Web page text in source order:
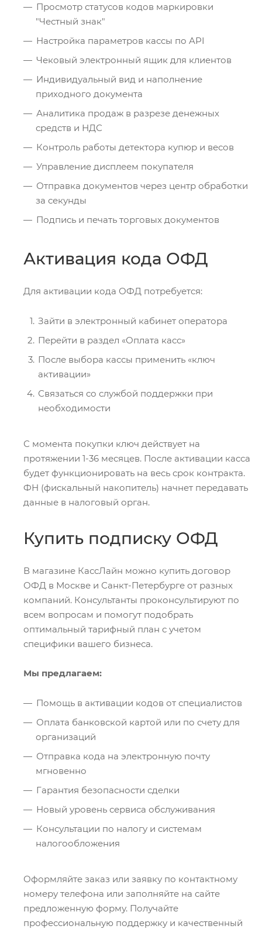
Просмотр статусов кодов маркировки
"Честный знак"
Настройка параметров кассы по API
Чековый электронный ящик для клиентов
Индивидуальный вид и наполнение
приходного документа
Аналитика продаж в разрезе денежных
средств и НДС
Контроль работы детектора купюр и весов
Управление дисплеем покупателя
Отправка документов через центр обработки
за секунды
Подпись и печать торговых документов
Активация кода ОФД
Для активации кода ОФД потребуется:
Зайти в электронный кабинет оператора
Перейти в раздел «Оплата касс»
После выбора кассы применить «ключ
активации»
Связаться со службой поддержки при
необходимости
С момента покупки ключ действует на
протяжении 1-36 месяцев. После активации касса
будет функционировать на весь срок контракта.
ФН (фискальный накопитель) начнет передавать
данные в налоговый орган.
Купить подписку ОФД
В магазине КассЛайн можно купить договор
ОФД в Москве и Санкт-Петербурге от разных
компаний. Консультанты проконсультируют по
всем вопросам и помогут подобрать
оптимальный тарифный план с учетом
специфики вашего бизнеса.
Мы предлагаем:
Помощь в активации кодов от специалистов
Оплата банковской картой или по счету для
организаций
Отправка кода на электронную почту
мгновенно
Гарантия безопасности сделки
Новый уровень сервиса обслуживания
Консультации по налогу и системам
налогообложения
Оформляйте заказ или заявку по контактному
номеру телефона или заполняйте на сайте
предложенную форму. Получайте
профессиональную поддержку и качественный